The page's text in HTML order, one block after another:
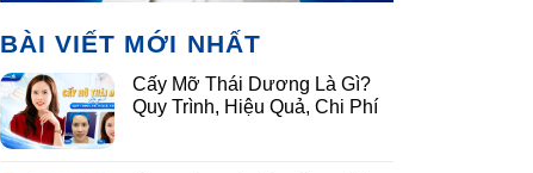
BÀI VIẾT MỚI NHẤT
Cấy Mỡ Thái Dương Là Gì?
Quy Trình, Hiệu Quả, Chi Phí